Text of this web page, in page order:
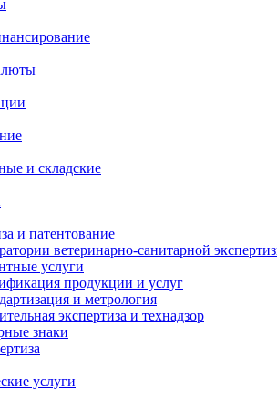
и складские
и патентование
ветеринарно-санитарной
услуги
продукции и услуг
и метрология
экспертиза и технадзор
знаки
услуги